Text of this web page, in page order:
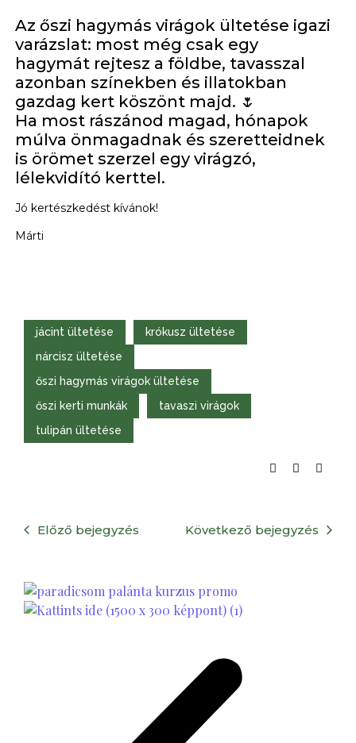
Az őszi hagymás virágok ültetése igazi
varázslat: most még csak egy
hagymát rejtesz a földbe, tavasszal
azonban színekben és illatokban
gazdag kert köszönt majd. 🌷
Ha most rászánod magad, hónapok
múlva önmagadnak és szeretteidnek
is örömet szerzel egy virágzó,
lélekvidító kerttel.
Jó kertészkedést kívánok!
Márti
jácint ültetése
krókusz ültetése
nárcisz ültetése
őszi hagymás virágok ültetése
őszi kerti munkák
tavaszi virágok
tulipán ültetése
Előző bejegyzés Következő bejegyzés